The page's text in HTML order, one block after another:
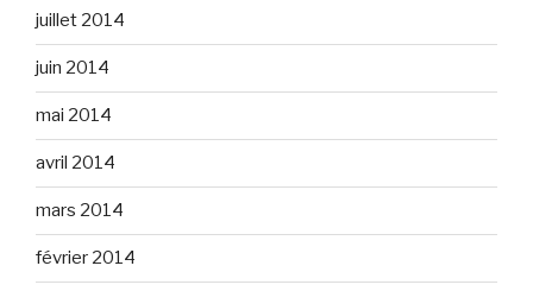
juillet 2014
juin 2014
mai 2014
avril 2014
mars 2014
février 2014